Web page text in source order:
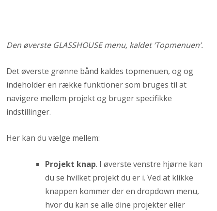
Den øverste GLASSHOUSE menu, kaldet ‘Topmenuen’.
Det øverste grønne bånd kaldes topmenuen, og og
indeholder en række funktioner som bruges til at
navigere mellem projekt og bruger specifikke
indstillinger.
Her kan du vælge mellem:
Projekt knap. I øverste venstre hjørne kan
du se hvilket projekt du er i. Ved at klikke
knappen kommer der en dropdown menu,
hvor du kan se alle dine projekter eller